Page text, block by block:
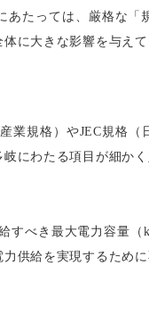
あたっては、厳格な「
に大きな影響を与えて
業規格）やJEC規格（
にわたる項目が細かく
すべき最大電力容量（
供給を実現するために